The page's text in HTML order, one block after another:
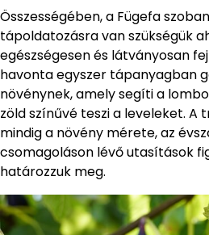
Összességében, a Fügefa
tápoldatozásra van szükségük
egészségesen és látványosan
havonta egyszer tápanyagban
növénynek, amely segíti a
zöld színűvé teszi a leveleket. A
mindig a növény mérete, az
csomagoláson lévő utasítások
határozzuk meg.